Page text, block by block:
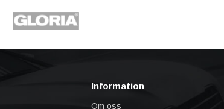
Information
Om oss